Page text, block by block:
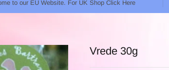
to our EU Website. For UK Shop Click Here
Vrede 30g